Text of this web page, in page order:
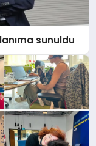
sunuldu